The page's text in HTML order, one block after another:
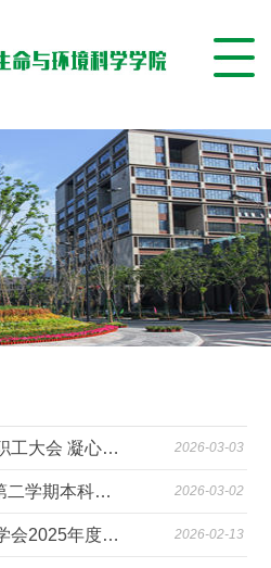
生科院召开新学期教职工大会 凝心聚力开启“十五五”新征程 2026-03-03
关于2025-2026学年第二学期本科实验教学试剂耗材采购申报通知 2026-03-02
我院获评中国生态学学会2025年度生态科普教育工作优秀单位 2026-02-13